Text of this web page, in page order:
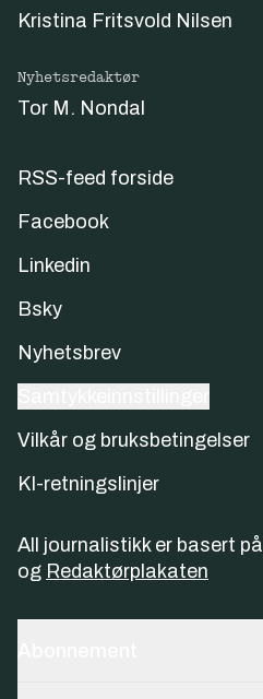
Kristina Fritsvold Nilsen
Nyhetsredaktør
Tor M. Nondal
RSS-feed forside
Facebook
Linkedin
Bsky
Nyhetsbrev
Vilkår og bruksbetingelser
KI-retningslinjer
All journalistikk er basert på
og Redaktørplakaten